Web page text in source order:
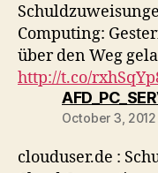
Computing:
über den Weg
http://t.co/
October 3,
clouduser.de :